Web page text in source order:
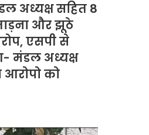
अध्यक्ष सहित 8
और झूठे
एसपी से
मंडल अध्यक्ष
को